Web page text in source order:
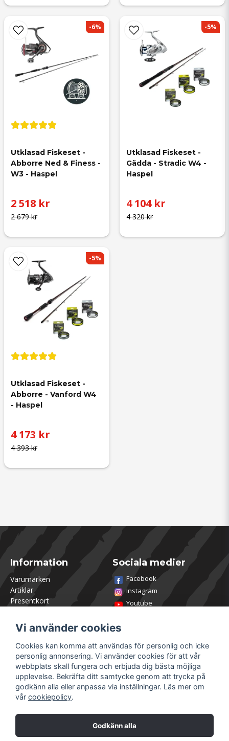
Utklasad Fiskeset -
Abborre Ned & Finess -
W3 - Haspel
2 679 kr
2 518 kr
-6%
Utklasad Fiskeset -
Gädda - Stradic W4 -
Haspel
4 320 kr
4 104 kr
-5%
Utklasad Fiskeset -
Abborre - Vanford W4
- Haspel
4 393 kr
4 173 kr
-5%
Information
Varumärken
Artiklar
Presentkort
Om Utklasad
Team Utklasad
Recensera och vinn
Öppettider Lagershop
Jobba hos oss
Returer
Villkor & Policy
Sociala medier
Facebook
Instagram
Youtube
Registrera dig
Vi använder cookies
Cookies kan komma att användas för personlig och icke
personlig annonsering. Vi använder cookies för att vår
webbplats skall fungera och erbjuda dig bästa möjliga
upplevelse. Bekräfta ditt samtycke genom att trycka på
godkänn alla eller anpassa via inställningar. Läs mer om
vår cookiepolicy.
Godkänn alla